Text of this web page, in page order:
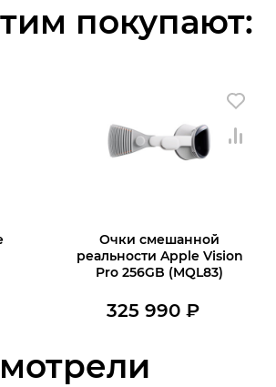
покупают:
Очки смешанной
реальности Apple Vision
Pro 256GB (MQL83)
325 990 ₽